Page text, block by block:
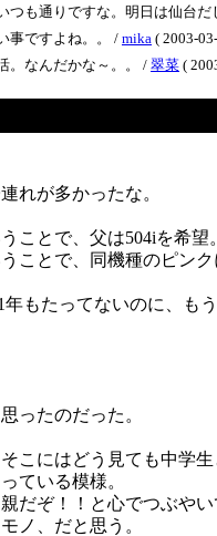
も通りですな。明日は仙台だ
事ですよね。。 / mika ( 2003-
。なんだかな～。。 / 翠菜 (
れが多かったな。
ことで、父は504iを希望。
ことで、同機種のピン
もたってないのに、
ったのだった。
こにはどう見ても中学生
ている模様。
だぞ！！と心でつぶやい
ノ、だと思う。